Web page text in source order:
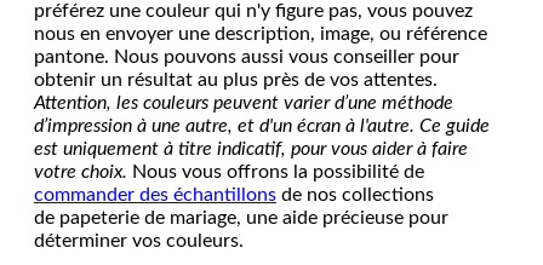
préférez une couleur qui n'y figure pas, vous pouvez
nous en envoyer une description, image, ou référence
pantone. Nous pouvons aussi vous conseiller pour
obtenir un résultat au plus près de vos attentes.
Attention, les couleurs peuvent varier d’une méthode
d’impression à une autre, et d'un écran à l'autre. Ce guide
est uniquement à titre indicatif, pour vous aider à faire
votre choix. Nous vous offrons la possibilité de
commander des échantillons de nos collections
de papeterie de mariage, une aide précieuse pour
déterminer vos couleurs.